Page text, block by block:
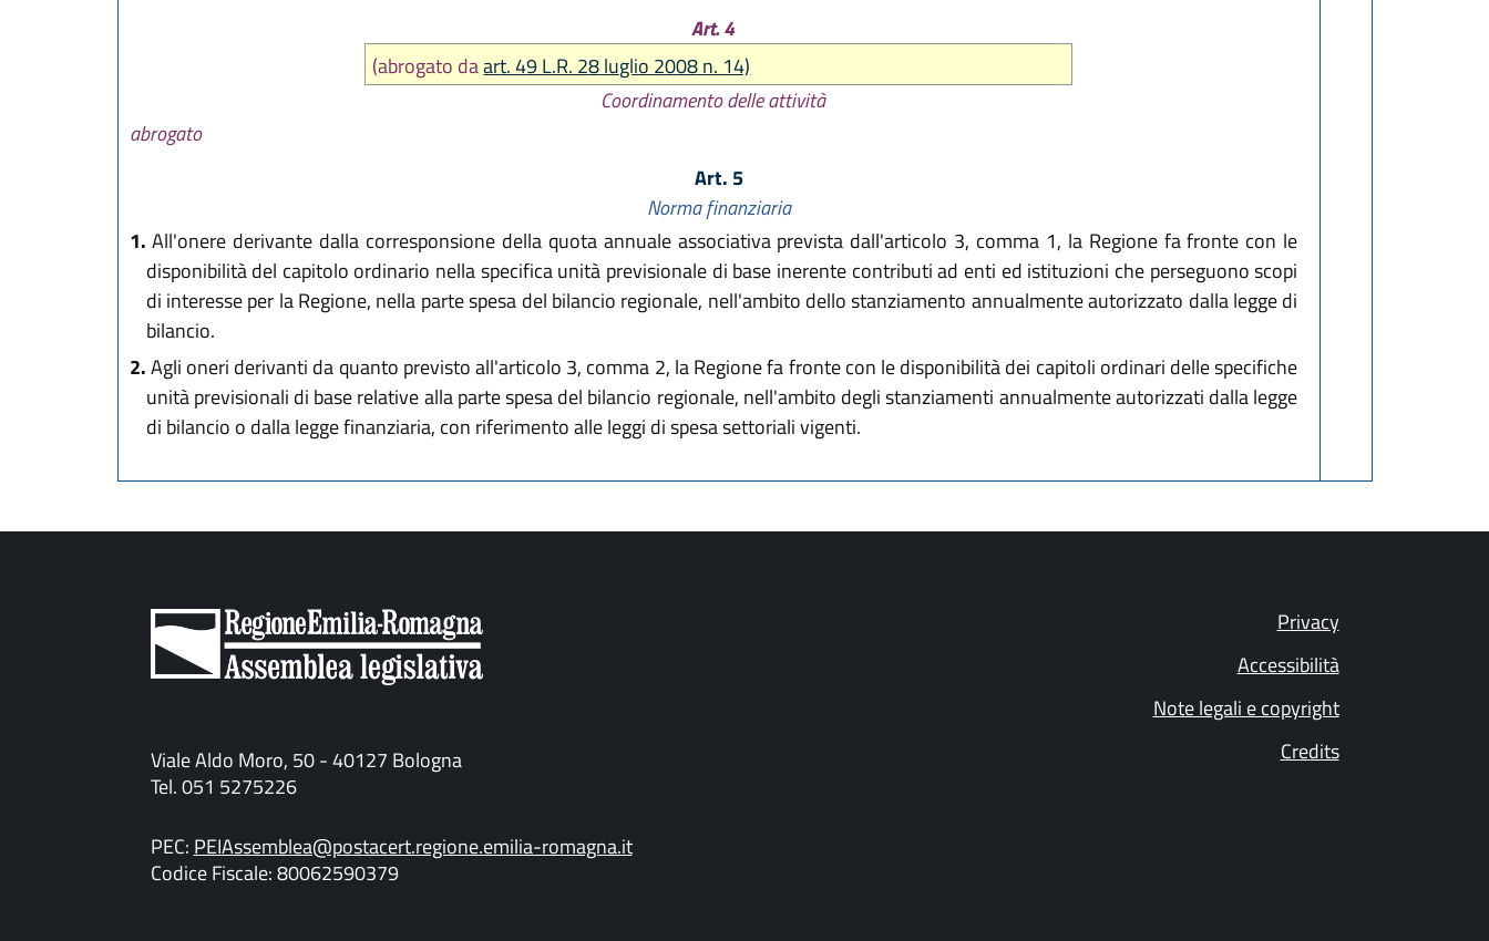
Art. 4
(abrogato daart. 49 L.R. 28 luglio 2008 n. 14)
Coordinamento delle attività
abrogato
Art. 5
Norma finanziaria
1. All'onere derivante dalla corresponsione della quota annuale associativa prevista dall'articolo 3, comma 1, la Regione fa fronte con le
disponibilità del capitolo ordinario nella specifica unità previsionale di base inerente contributi ad enti ed istituzioni che perseguono scopi
di interesse per la Regione, nella parte spesa del bilancio regionale, nell'ambito dello stanziamento annualmente autorizzato dalla legge di
bilancio.
2.Agli oneri derivanti da quanto previsto all'articolo 3, comma 2, la Regione fa fronte con le disponibilità dei capitoli ordinari delle specifiche
unità previsionali di base relative alla parte spesa del bilancio regionale, nell'ambito degli stanziamenti annualmente autorizzati dalla legge
di bilancio o dalla legge finanziaria, con riferimento alle leggi di spesa settoriali vigenti.
Viale Aldo Moro, 50 - 40127 Bologna
Tel. 051 5275226
PEC: PEIAssemblea@postacert.regione.emilia-romagna.it
Codice Fiscale: 80062590379
Privacy
Accessibilità
Note legali e copyright
Credits